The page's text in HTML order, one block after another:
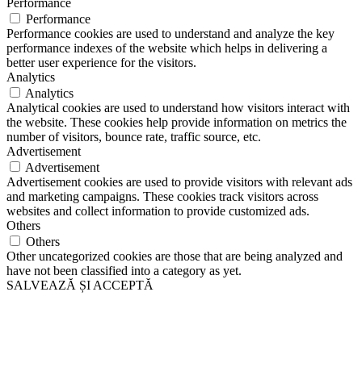
Performance
Performance cookies are used to understand and analyze the key
performance indexes of the website which helps in delivering a
better user experience for the visitors.
Analytics
Analytics
Analytical cookies are used to understand how visitors interact with
the website. These cookies help provide information on metrics the
number of visitors, bounce rate, traffic source, etc.
Advertisement
Advertisement
Advertisement cookies are used to provide visitors with relevant ads
and marketing campaigns. These cookies track visitors across
websites and collect information to provide customized ads.
Others
Others
Other uncategorized cookies are those that are being analyzed and
have not been classified into a category as yet.
SALVEAZĂ ȘI ACCEPTĂ